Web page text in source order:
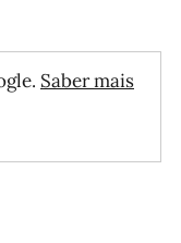
Saber mais